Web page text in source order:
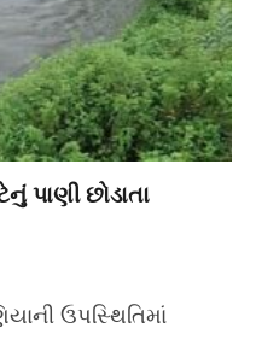
પાણી છોડાતા
ઉપસ્થિતિમાં